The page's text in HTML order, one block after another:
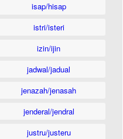
isap/hisap
istri/isteri
izin/ijin
jadwal/jadual
jenazah/jenasah
jenderal/jendral
justru/justeru